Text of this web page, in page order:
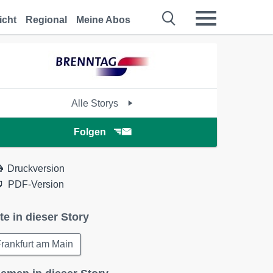
Regional Meine Abos
Alle Storys
Folgen
Druckversion
PDF-Version
in dieser Story
am Main